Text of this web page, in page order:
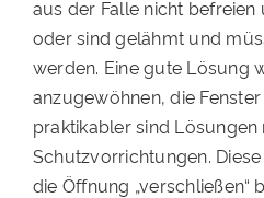
aus der Falle nicht
oder sind gelähmt und
werden. Eine gute Lösung
anzugewöhnen, die
praktikabler sind
Schutzvorrichtungen.
die Öffnung „verschließen“